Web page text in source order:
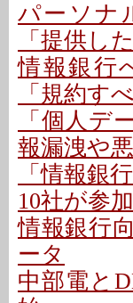
パーソナ
「提供し
情報銀行
「規約す
「個人デ
報漏洩や
「情報銀
10社が参
情報銀行
ータ
中部電と